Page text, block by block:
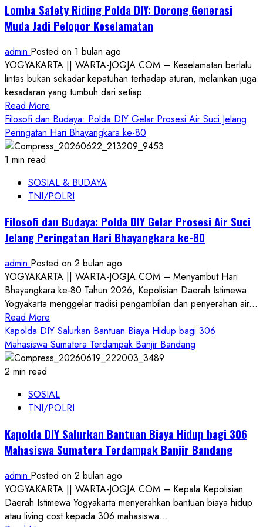
DIY
Refleksikan
Perjuangan
Lomba Safety Riding Polda DIY: Dorong Generasi
Muda Jadi Pelopor Keselamatan
admin Posted on 1 bulan ago
YOGYAKARTA || WARTA-JOGJA.COM – Keselamatan berlalu
lintas bukan sekadar kepatuhan terhadap aturan, melainkan juga
kesadaran yang tumbuh dari setiap...
Read More
more
about
Lomba
Polda
DIY:
Generasi
Muda
Pelopor
Keselamatan
Filosofi dan Budaya: Polda DIY Gelar Prosesi Air Suci Jelang
Peringatan Hari Bhayangkara ke-80
1 min read
SOSIAL & BUDAYA
TNI/POLRI
Filosofi dan Budaya: Polda DIY Gelar Prosesi Air Suci
Jelang Peringatan Hari Bhayangkara ke-80
admin Posted on 2 bulan ago
YOGYAKARTA || WARTA-JOGJA.COM – Menyambut Hari
Bhayangkara ke-80 Tahun 2026, Kepolisian Daerah Istimewa
Yogyakarta menggelar tradisi pengambilan dan penyerahan air...
Read More
more
about
Filosofi
Polda
DIY
Prosesi
Air
Jelang
Peringatan
Hari
Bhayangkara
Kapolda DIY Salurkan Bantuan Biaya Hidup bagi 306
Mahasiswa Sumatera Terdampak Banjir Bandang
2 min read
SOSIAL
TNI/POLRI
Kapolda DIY Salurkan Bantuan Biaya Hidup bagi 306
Mahasiswa Sumatera Terdampak Banjir Bandang
admin Posted on 2 bulan ago
YOGYAKARTA || WARTA-JOGJA.COM – Kepala Kepolisian
Daerah Istimewa Yogyakarta menyerahkan bantuan biaya hidup
atau living cost kepada 306 mahasiswa...